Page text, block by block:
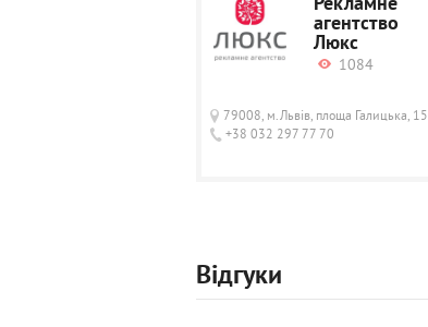
агентство
Люкс
1084
79008, м.Львів, площа Галицька, 15
+38 032 297 77 70
Відгуки